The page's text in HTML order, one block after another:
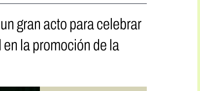
gran acto para celebrar
la promoción de la